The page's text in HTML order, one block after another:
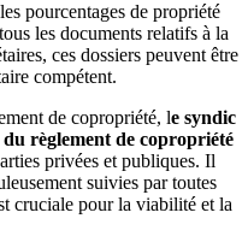
pourcentages de propriété
les documents relatifs à la
ces dossiers peuvent être
compétent.
de copropriété, le syndic
règlement de copropriété
privées et publiques. Il
suivies par toutes
cruciale pour la viabilité et la